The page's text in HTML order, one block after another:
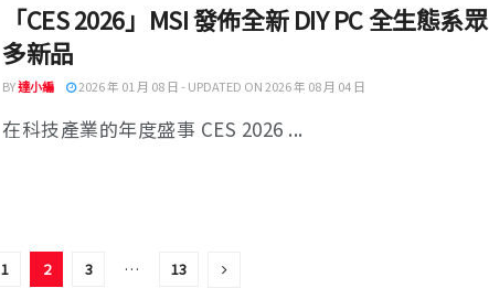
「CES 2026」MSI 發佈全新 DIY PC 全生態系眾
多新品
BY達小編 2026 年 01 月 08 日 - UPDATED ON 2026 年 08 月 04 日
在科技產業的年度盛事 CES 2026 ...
1 2 3 … 13